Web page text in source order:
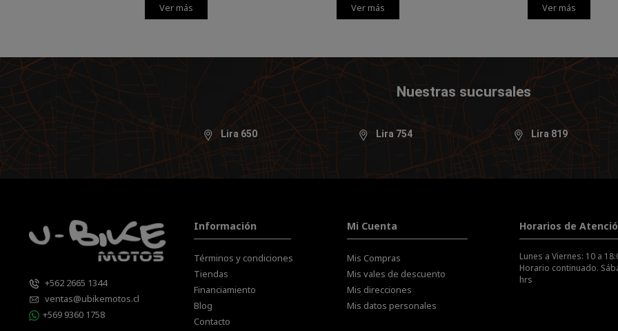
Ver más Ver más Ver más
Nuestras sucursales
Lira 650 Lira 754 Lira 819
+562 2665 1344
ventas@ubikemotos.cl
+569 9360 1758
Información
Términos y condiciones
Tiendas
Financiamiento
Blog
Contacto
Mi Cuenta
Mis Compras
Mis vales de descuento
Mis direcciones
Mis datos personales
Horarios de
Lunes a Viernes: 10 a
Horario continuado.
hrs